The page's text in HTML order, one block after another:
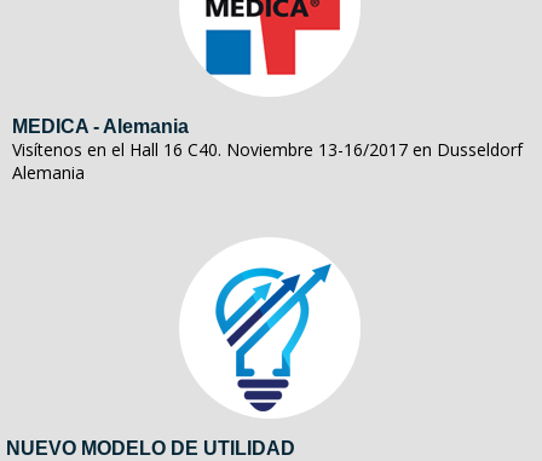
MEDICA - Alemania
Visítenos en el Hall 16 C40. Noviembre 13-16/2017 en Dusseldorf
Alemania
NUEVO MODELO DE UTILIDAD